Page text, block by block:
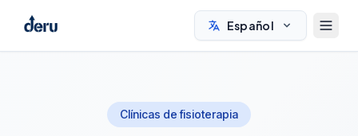
Español
Clínicas de fisioterapia